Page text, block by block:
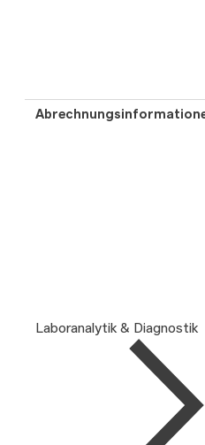
Laboranalytik & Diagnostik